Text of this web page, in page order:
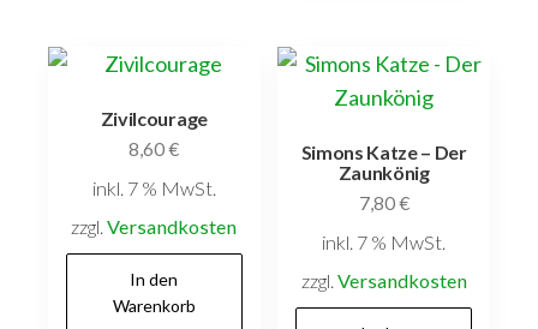
Zivilcourage
8,60€
inkl. 7 % MwSt.
zzgl.Versandkosten
In den
Warenkorb
Simons Katze – Der
Zaunkönig
7,80€
inkl. 7 % MwSt.
zzgl. Versandkosten